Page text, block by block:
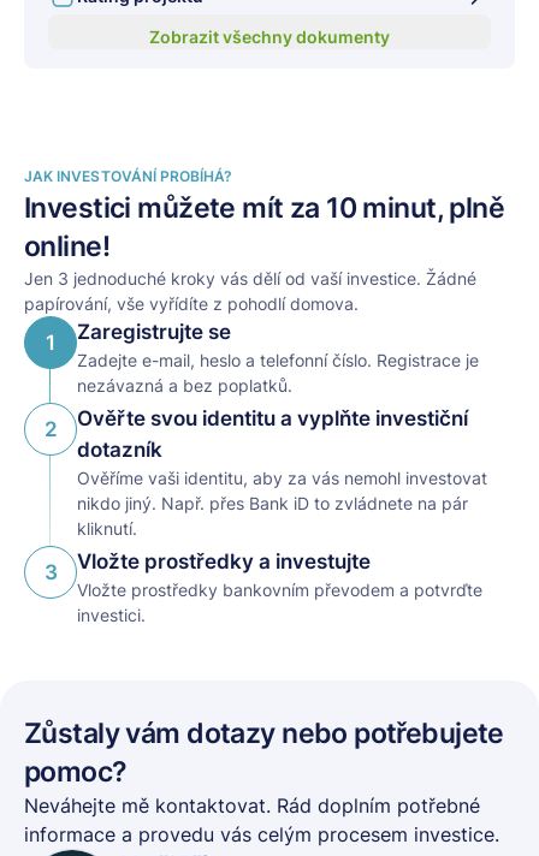
Zobrazit všechny dokumenty
JAK INVESTOVÁNÍ PROBÍHÁ?
Investici můžete mít za 10 minut, plně
online!
Jen 3 jednoduché kroky vás dělí od vaší investice. Žádné
papírování, vše vyřídíte z pohodlí domova.
1 Zaregistrujte se
Zadejte e-mail, heslo a telefonní číslo. Registrace je
nezávazná a bez poplatků.
2
Ověřte svou identitu a vyplňte investiční
dotazník
Ověříme vaši identitu, aby za vás nemohl investovat
nikdo jiný. Např. přes Bank iD to zvládnete na pár
kliknutí.
3 Vložte prostředky a investujte
Vložte prostředky bankovním převodem a potvrďte
investici.
Zůstaly vám dotazy nebo potřebujete
pomoc?
Neváhejte mě kontaktovat. Rád doplním potřebné
informace a provedu vás celým procesem investice.